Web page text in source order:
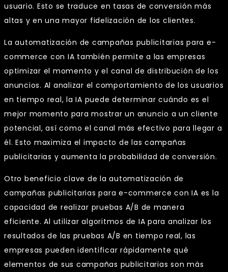
usuario. Esto se traduce en tasas de conversión más
altas y en una mayor fidelización de los clientes.
La automatización de campañas publicitarias para e-
commerce con IA también permite a las empresas
optimizar el momento y el canal de distribución de los
anuncios. Al analizar el comportamiento de los usuarios
en tiempo real, la IA puede determinar cuándo es el
mejor momento para mostrar un anuncio a un cliente
potencial, así como el canal más efectivo para llegar a
él. Esto maximiza el impacto de las campañas
publicitarias y aumenta la probabilidad de conversión.
Otro beneficio clave de la automatización de
campañas publicitarias para e-commerce con IA es la
capacidad de realizar pruebas A/B de manera
eficiente. Al utilizar algoritmos de IA para analizar los
resultados de las pruebas A/B en tiempo real, las
empresas pueden identificar rápidamente qué
elementos de sus campañas publicitarias son más